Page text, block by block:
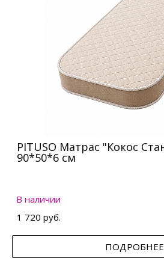
PITUSO Матрас "Кокос
90*50*6 см
В наличии
1 720 руб.
ПОДРОБНЕЕ